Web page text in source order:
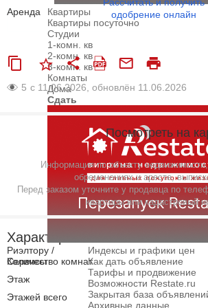
Аренда
Квартиры
Квартиры посуточно
Студии
1-комн. кв
2-комн. кв
3-комн. кв
Комнаты
Дома
Сдать
Риэлтору /
Сервисы
Индексы и графики цен
Как дать объявление
Тарифы и продвижение
Возможности Restate.ru
Закрытая база
Архивные данные
одобрение онлайн
5 с 11.06.2026, обновлён 11.06.2026
Посмотреть на
Информация по объекту недвижимости,
обременениях и аресте,
Перед заказом уточните у продавца по
квартиры или кадастровый
Характеристики
Количество комнат
Этаж
Этажей всего